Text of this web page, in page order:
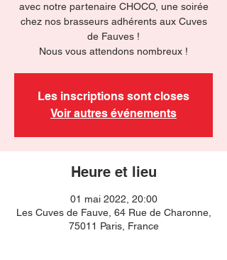
avec notre partenaire CHOCO, une soirée
chez nos brasseurs adhérents aux Cuves
de Fauves !
Nous vous attendons nombreux !
Les inscriptions sont closes
Voir autres événements
Heure et lieu
01 mai 2022, 20:00
Les Cuves de Fauve, 64 Rue de Charonne,
75011 Paris, France